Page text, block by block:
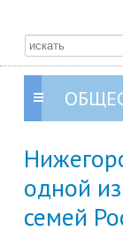
одной
семей